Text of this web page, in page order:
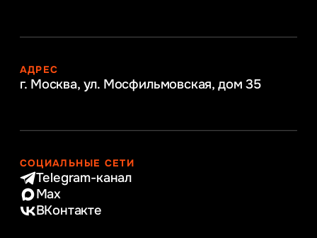
АДРЕС
г. Москва, ул. Мосфильмовская, дом 35
СОЦИАЛЬНЫЕ СЕТИ
Telegram-канал
Max
ВКонтакте